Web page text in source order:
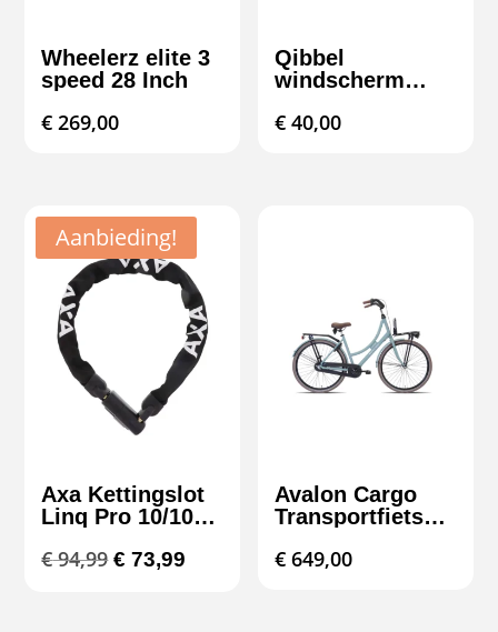
Wheelerz elite 3
speed 28 Inch
€ 269,00
Qibbel
windscherm
bescherming &
€ 40,00
Aanbieding!
Axa Kettingslot
Linq Pro 10/100
€94,99Oorspronkelijke
€ 73,99
Avalon Cargo
Transportfiets
3v
€ 649,00